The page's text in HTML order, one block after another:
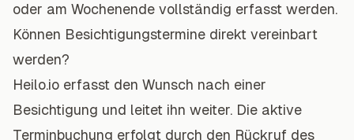
oder am Wochenende vollständig erfasst werden.
Können Besichtigungstermine direkt vereinbart
werden?
Heilo.io erfasst den Wunsch nach einer
Besichtigung und leitet ihn weiter. Die aktive
Terminbuchung erfolgt durch den Rückruf des